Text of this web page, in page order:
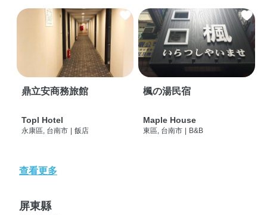
鼎立安商務旅館
Topl Hotel
永康區, 台南市 | 飯店
楓の湯民宿
Maple House
東區, 台南市 | B&B
查看更多
屏東縣